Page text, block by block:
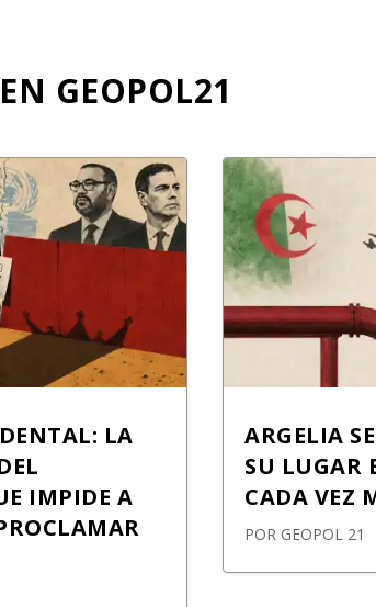
GEOPOL21
LA
IMPIDE A
ARGELIA
SU LUGAR
CADA VEZ
POR GEOPOL 21